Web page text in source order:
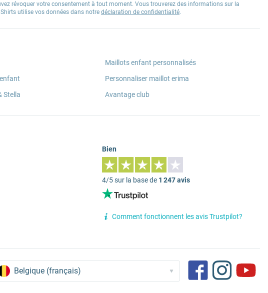
révoquer votre consentement à tout moment. Vous trouverez des informations sur la
utilise vos données dans notre déclaration de confidentialité.
Stella
Maillots enfant personnalisés
Personnaliser maillot erima
Avantage club
Bien
4/5 sur la base de 1 247 avis
Comment fonctionnent les avis Trustpilot?
Belgique (français)